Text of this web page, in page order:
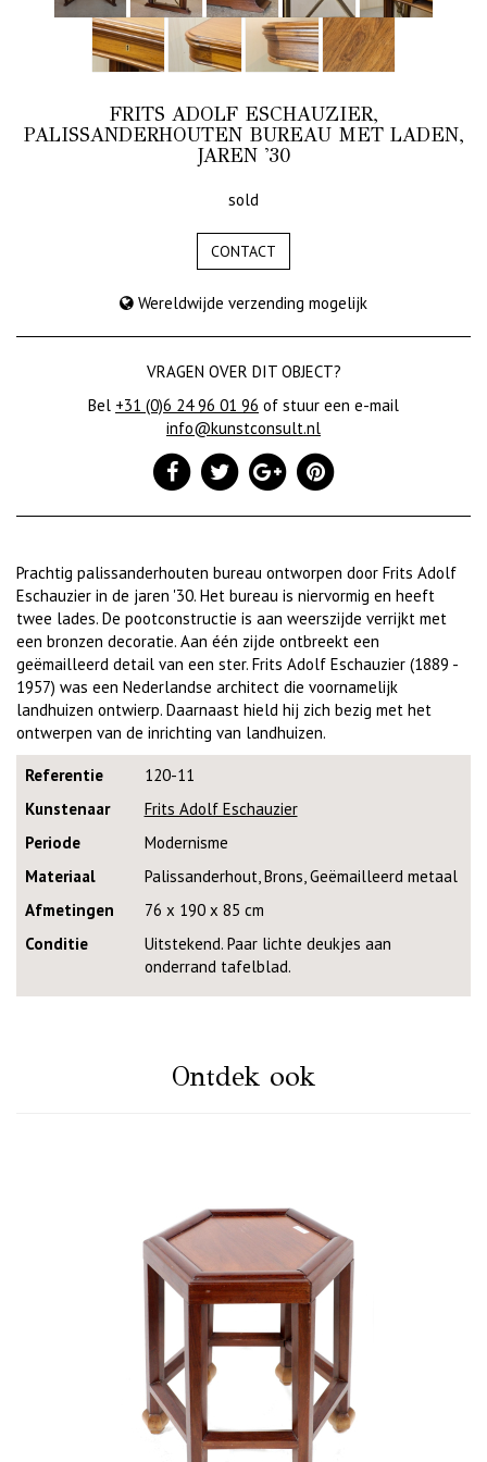
FRITS ADOLF ESCHAUZIER,
PALISSANDERHOUTEN BUREAU MET LADEN,
JAREN '30
sold
CONTACT
Wereldwijde verzending mogelijk
VRAGEN OVER DIT OBJECT?
Bel +31 (0)6 24 96 01 96 of stuur een e-mail
info@kunstconsult.nl
Prachtig palissanderhouten bureau ontworpen door Frits Adolf
Eschauzier in de jaren '30. Het bureau is niervormig en heeft
twee lades. De pootconstructie is aan weerszijde verrijkt met
een bronzen decoratie. Aan één zijde ontbreekt een
geëmailleerd detail van een ster. Frits Adolf Eschauzier (1889 -
1957) was een Nederlandse architect die voornamelijk
landhuizen ontwierp. Daarnaast hield hij zich bezig met het
ontwerpen van de inrichting van landhuizen.
Referentie
120-11
Kunstenaar
Frits Adolf Eschauzier
Periode
Modernisme
Materiaal
Palissanderhout, Brons, Geëmailleerd metaal
Afmetingen
76 x 190 x 85 cm
Conditie
Uitstekend. Paar lichte deukjes aan
onderrand tafelblad.
Ontdek ook